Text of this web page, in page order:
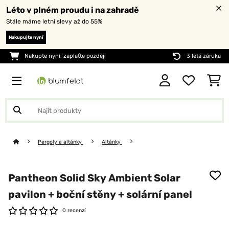
Léto v plném proudu i na zahradě
Stále máme letní slevy až do 55%
Nakupujte nyní
Nakupte nyní, zaplaťte později 3 letá záruka
Pergoly a altánky Altánky
Pantheon Solid Sky Ambient Solar
pavilon + boční stěny + solární panel
0 recenzí